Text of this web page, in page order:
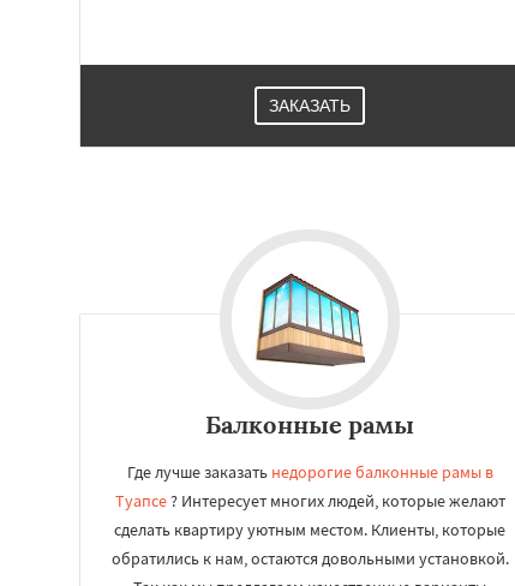
ЗАКАЗАТЬ
Балконные рамы
Где лучше заказать недорогие балконные рамы в
Туапсе? Интересует многих людей, которые желают
сделать квартиру уютным местом. Клиенты, которые
обратились к нам, остаются довольными установкой.